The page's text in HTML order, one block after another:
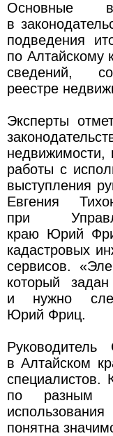
Основные
в
подведения
по Алтайскому
сведений,
реестре
Эксперты
недвижимости,
работы с
выступления
Евгения
при
краю Юрий
кадастровых
сервисов.
который
и нужно
Юрий Фриц.
в Алтайском
специалистов.
по разным
понятна